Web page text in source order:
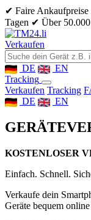
✔ Faire Ankaufpreise
Tagen ✔ Über 50.000
Verkaufen
DE
EN
Tracking
Verkaufen Tracking
DE
EN
GERÄTE
KOSTENLOSER
Einfach. Schnell.
Verkaufe dein
Geräte bequem